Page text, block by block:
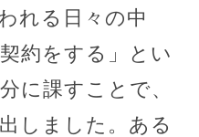
れる日々の中
約をする」とい
に課すことで、
しました。ある